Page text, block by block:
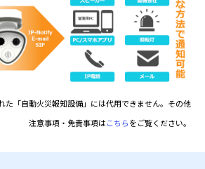
「自動火災報知設備」には代用できません。その他
注意事項・免責事項はこちらをご覧ください。